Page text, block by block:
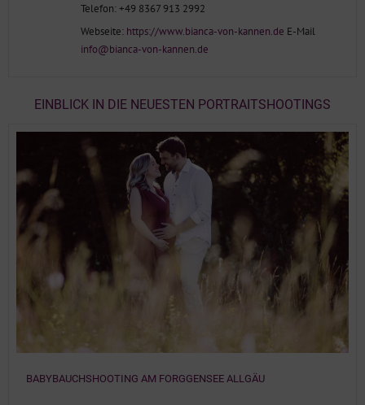
Telefon: +49 8367 913 2992
Webseite: https://www.bianca-von-kannen.de E-Mail
info@bianca-von-kannen.de
EINBLICK IN DIE NEUESTEN PORTRAITSHOOTINGS
BABYBAUCHSHOOTING AM FORGGENSEE ALLGÄU